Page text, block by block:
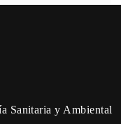
Sanitaria y Ambiental